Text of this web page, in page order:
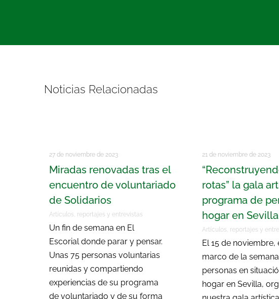
Noticias Relacionadas
27 de noviembre de 2023
Miradas renovadas tras el
encuentro de voluntariado
de Solidarios
Artículos, reportajes y entrevistas
Un fin de semana en El
Escorial donde parar y pensar.
Unas 75 personas voluntarias
reunidas y compartiendo
experiencias de su programa
de voluntariado y de su forma
21 de noviembre de 2023
rotas” la gala
programa de
hogar en Sevilla
Artículos, reportajes y
El 15 de noviembre,
marco de la
personas en
hogar en Sevilla,